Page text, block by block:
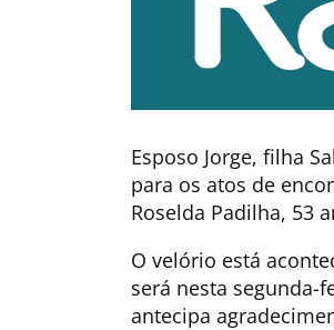
Esposo Jorge, filha
para os atos de
Roselda Padilha, 53
O velório está
será nesta segunda-
antecipa